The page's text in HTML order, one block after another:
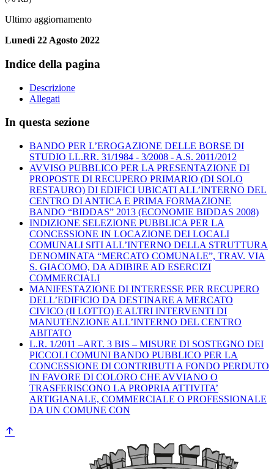
Ultimo aggiornamento
Lunedi 22 Agosto 2022
Indice della pagina
Descrizione
Allegati
In questa sezione
BANDO PER L’EROGAZIONE DELLE BORSE DI
STUDIO LL.RR. 31/1984 - 3/2008 - A.S. 2011/2012
AVVISO PUBBLICO PER LA PRESENTAZIONE DI
PROPOSTE DI RECUPERO PRIMARIO (DI SOLO
RESTAURO) DI EDIFICI UBICATI ALL’INTERNO DEL
CENTRO DI ANTICA E PRIMA FORMAZIONE
BANDO “BIDDAS” 2013 (ECONOMIE BIDDAS 2008)
INDIZIONE SELEZIONE PUBBLICA PER LA
CONCESSIONE IN LOCAZIONE DEI LOCALI
COMUNALI SITI ALL’INTERNO DELLA STRUTTURA
DENOMINATA “MERCATO COMUNALE”, TRAV. VIA
S. GIACOMO, DA ADIBIRE AD ESERCIZI
COMMERCIALI
MANIFESTAZIONE DI INTERESSE PER RECUPERO
DELL’EDIFICIO DA DESTINARE A MERCATO
CIVICO (II LOTTO) E ALTRI INTERVENTI DI
MANUTENZIONE ALL’INTERNO DEL CENTRO
ABITATO
L.R. 1/2011 –ART. 3 BIS – MISURE DI SOSTEGNO DEI
PICCOLI COMUNI BANDO PUBBLICO PER LA
CONCESSIONE DI CONTRIBUTI A FONDO PERDUTO
IN FAVORE DI COLORO CHE AVVIANO O
TRASFERISCONO LA PROPRIA ATTIVITA’
ARTIGIANALE, COMMERCIALE O PROFESSIONALE
DA UN COMUNE CON